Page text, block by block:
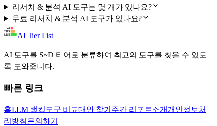
리서치 & 분석 AI 도구는 몇 개가 있나요?
무료 리서치 & 분석 AI 도구가 있나요?
AI Tier List
AI 도구를 S~D 티어로 분류하여 최고의 도구를 찾을 수 있도
록 도와줍니다.
빠른 링크
홈LLM 랭킹 도구 비교대안 찾기 주간 리포트소개개인정보처
리방침문의하기